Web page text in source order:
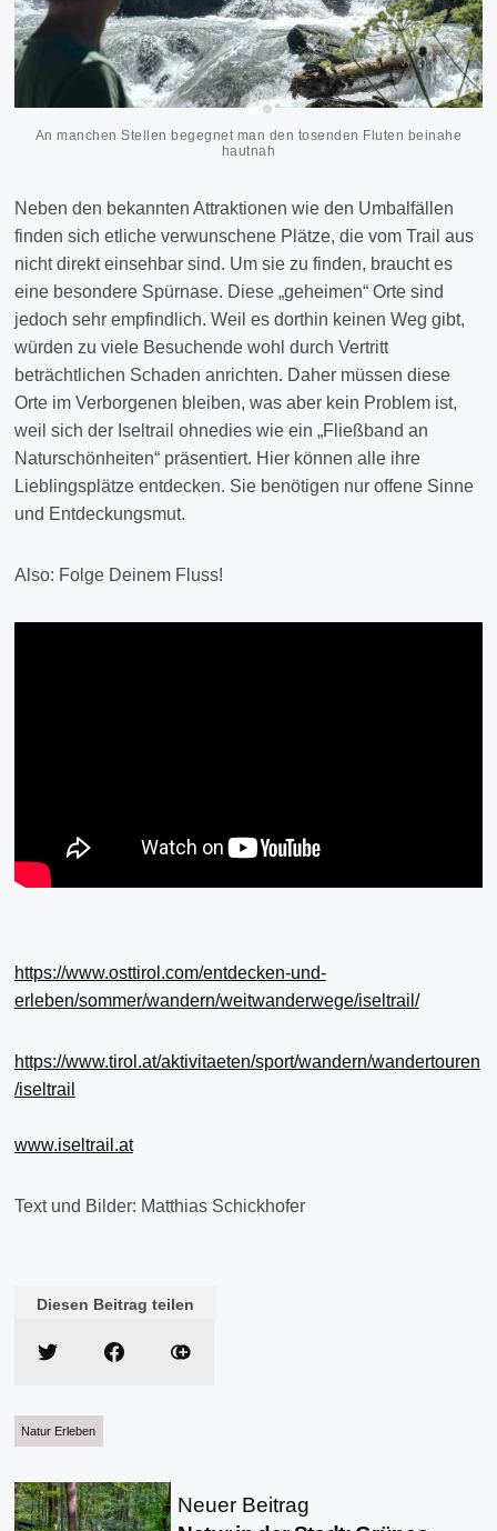
An manchen Stellen begegnet man den tosenden Fluten beinahe
hautnah
Neben den bekannten Attraktionen wie den Umbalfällen
finden sich etliche verwunschene Plätze, die vom Trail aus
nicht direkt einsehbar sind. Um sie zu finden, braucht es
eine besondere Spürnase. Diese „geheimen“ Orte sind
jedoch sehr empfindlich. Weil es dorthin keinen Weg gibt,
würden zu viele Besuchende wohl durch Vertritt
beträchtlichen Schaden anrichten. Daher müssen diese
Orte im Verborgenen bleiben, was aber kein Problem ist,
weil sich der Iseltrail ohnedies wie ein „Fließband an
Naturschönheiten“ präsentiert. Hier können alle ihre
Lieblingsplätze entdecken. Sie benötigen nur offene Sinne
und Entdeckungsmut.
Also: Folge Deinem Fluss!
https://www.osttirol.com/entdecken-und-
erleben/sommer/wandern/weitwanderwege/iseltrail/
https://www.tirol.at/aktivitaeten/sport/wandern/wandertouren
/iseltrail
www.iseltrail.at
Text und Bilder: Matthias Schickhofer
Diesen Beitrag teilen
Natur Erleben
Neuer Beitrag